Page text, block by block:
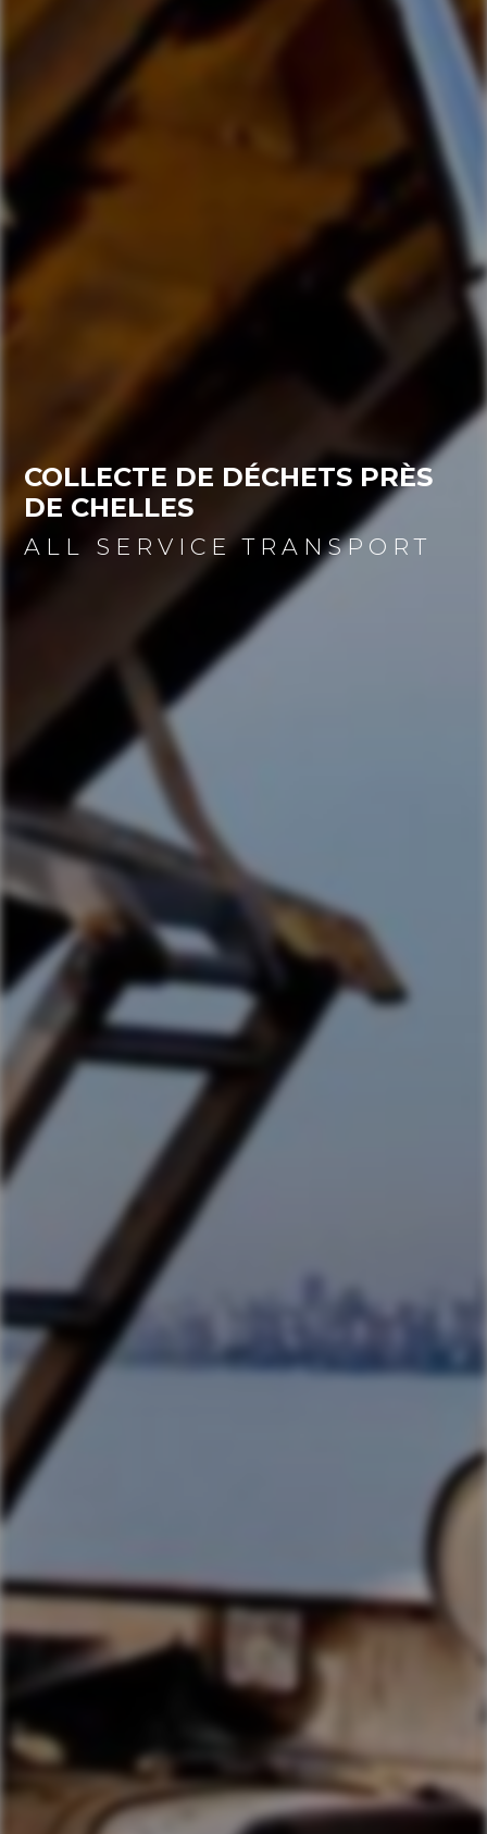
COLLECTE DE DÉCHETS PRÈS
DE CHELLES
ALL SERVICE TRANSPORT